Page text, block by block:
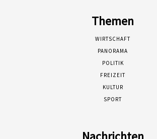
Themen
WIRTSCHAFT
PANORAMA
POLITIK
FREIZEIT
KULTUR
SPORT